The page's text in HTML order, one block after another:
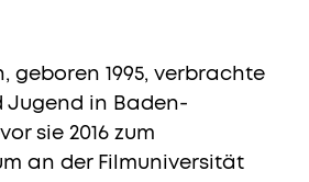
geboren 1995, verbrachte
Jugend in Baden-
sie 2016 zum
an der Filmuniversität